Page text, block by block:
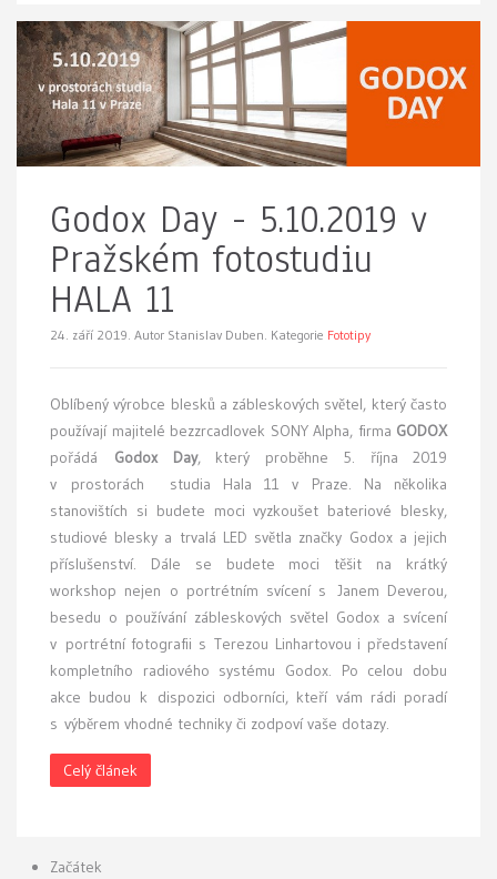
Godox Day - 5.10.2019 v
Pražském fotostudiu
HALA 11
24. září 2019. Autor Stanislav Duben. Kategorie Fototipy
Oblíbený výrobce blesků a zábleskových světel, který často
používají majitelé bezzrcadlovek SONY Alpha, firma GODOX
pořádá Godox Day, který proběhne 5. října 2019
v prostorách studia Hala 11 v Praze. Na několika
stanovištích si budete moci vyzkoušet bateriové blesky,
studiové blesky a trvalá LED světla značky Godox a jejich
příslušenství. Dále se budete moci těšit na krátký
workshop nejen o portrétním svícení s Janem Deverou,
besedu o používání zábleskových světel Godox a svícení
v portrétní fotografii s Terezou Linhartovou i představení
kompletního radiového systému Godox. Po celou dobu
akce budou k dispozici odborníci, kteří vám rádi poradí
s výběrem vhodné techniky či zodpoví vaše dotazy.
Celý článek
Začátek